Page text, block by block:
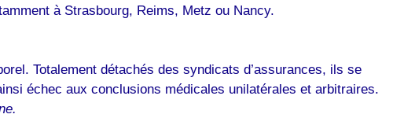
à Strasbourg, Reims, Metz ou Nancy.
Totalement détachés des syndicats d’assurances, ils se
échec aux conclusions médicales unilatérales et arbitraires.